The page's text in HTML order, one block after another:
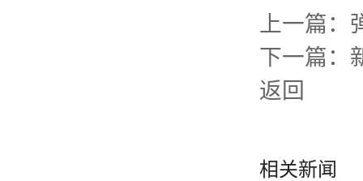
上一篇：
下一篇：
返回
相关新闻